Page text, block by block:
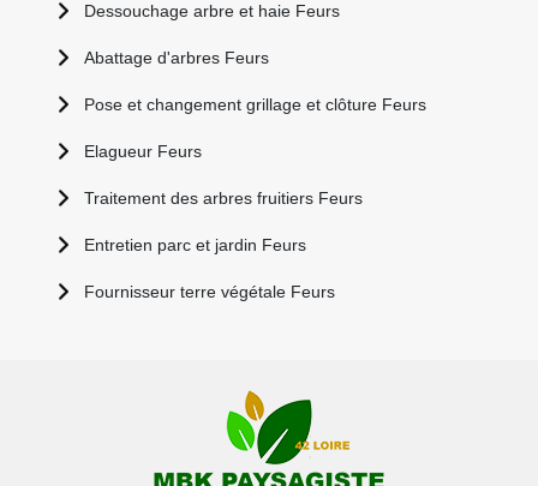
Dessouchage arbre et haie Feurs
Abattage d'arbres Feurs
Pose et changement grillage et clôture Feurs
Elagueur Feurs
Traitement des arbres fruitiers Feurs
Entretien parc et jardin Feurs
Fournisseur terre végétale Feurs